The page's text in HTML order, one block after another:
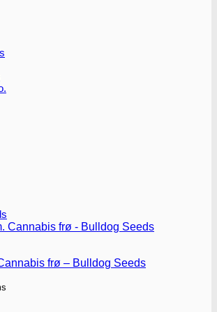
frø – Bulldog Seeds